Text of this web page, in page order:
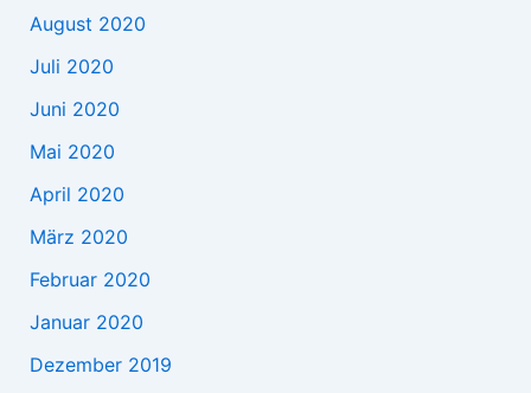
August 2020
Juli 2020
Juni 2020
Mai 2020
April 2020
März 2020
Februar 2020
Januar 2020
Dezember 2019